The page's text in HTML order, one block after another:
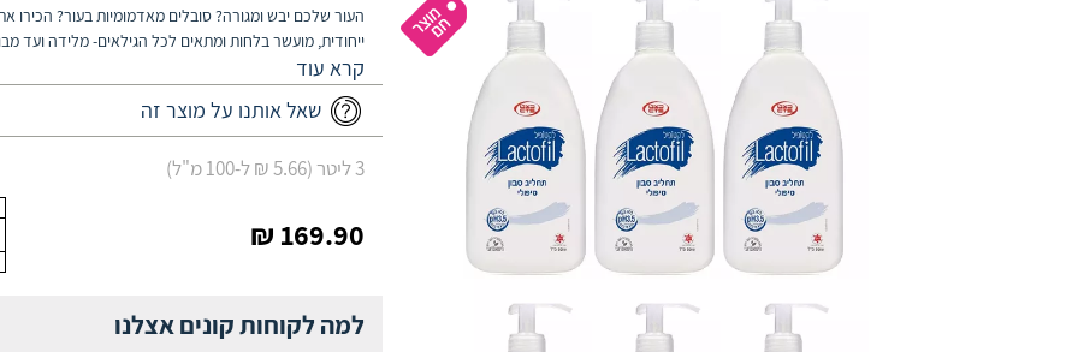
העור שלכם יבש ומגורה? סובלים מאדמומיות בעור?
ייחודית, מועשר בלחות ומתאים לכל הגילאים- מלידה ועד
שאל אותנו על מוצר זה
3 ליטר (5.66 ₪ ל-100 מ"ל)
169.90 ₪
למה לקוחות קונים אצלנו